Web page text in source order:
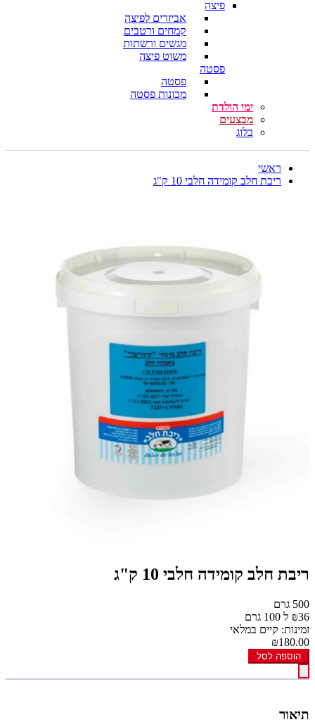
פיצה
אביזרים לפיצה
קמחים ורטבים
מגשים ורשתות
משוט פיצה
פסטה
פסטה
מכונות פסטה
ימי הולדת
מבצעים
בלוג
ראשי
ריבת חלב קומידה חלבי 10 ק"ג
ריבת חלב קומידה חלבי 10 ק"ג
500 גרם
₪36 ל 100 גרם
זמינות: קיים במלאי
₪180.00
הוספה לסל
תיאור